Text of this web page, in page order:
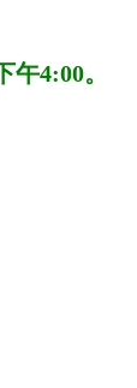
4:00。